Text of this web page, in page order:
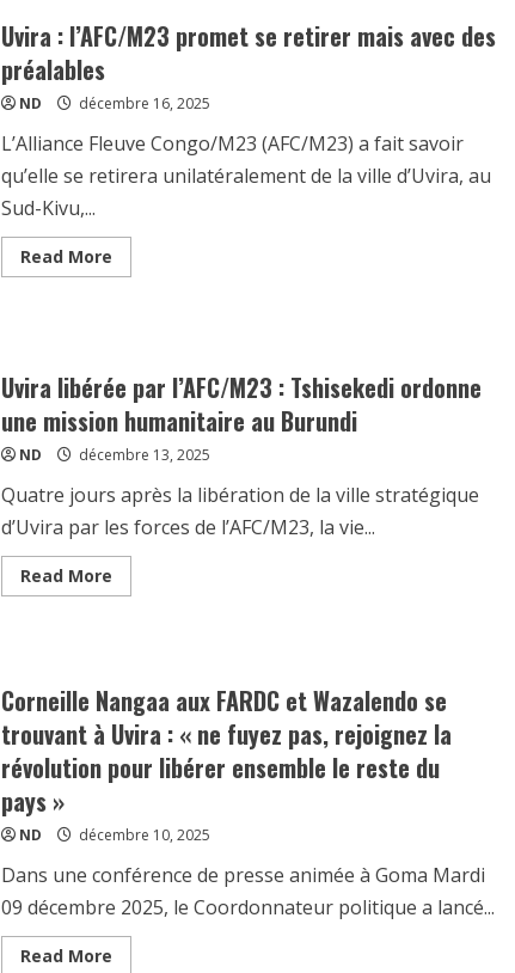
Uvira : l’AFC/M23 promet se retirer mais avec des
préalables
ND décembre 16, 2025
L’Alliance Fleuve Congo/M23 (AFC/M23) a fait savoir
qu’elle se retirera unilatéralement de la ville d’Uvira, au
Sud-Kivu,...
Read More
Uvira libérée par l’AFC/M23 : Tshisekedi ordonne
une mission humanitaire au Burundi
ND décembre 13, 2025
Quatre jours après la libération de la ville stratégique
d’Uvira par les forces de l’AFC/M23, la vie...
Read More
Corneille Nangaa aux FARDC et Wazalendo se
trouvant à Uvira : « ne fuyez pas, rejoignez la
révolution pour libérer ensemble le reste du
pays »
ND décembre 10, 2025
Dans une conférence de presse animée à Goma Mardi
09 décembre 2025, le Coordonnateur politique a lancé...
Read More